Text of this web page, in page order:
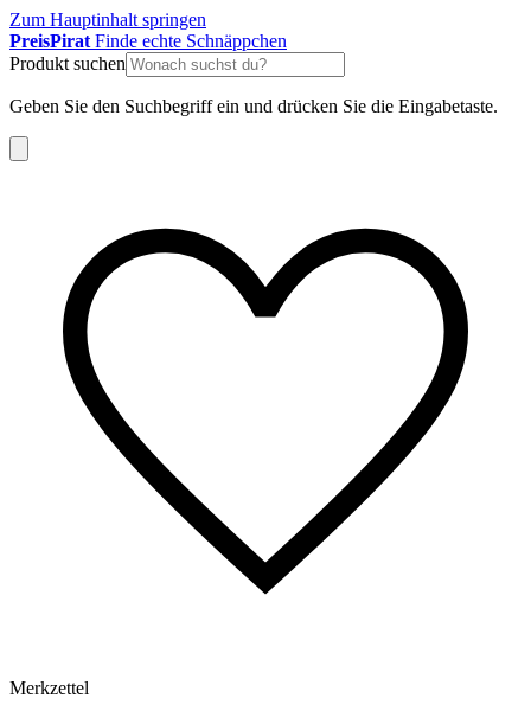
Zum Hauptinhalt springen
PreisPirat Finde echte Schnäppchen
Produkt suchen
Geben Sie den Suchbegriff ein und drücken Sie die Eingabetaste.
Merkzettel